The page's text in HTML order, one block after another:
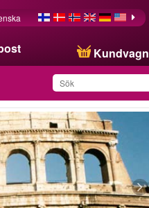
Kundvagn
Du har sparat produkten
i din lista